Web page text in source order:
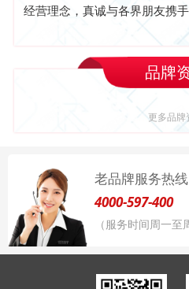
经营理念，真诚与各界朋友携
品牌
更多品牌
老品牌服务热线
4000-597-400
（服务时间周一至